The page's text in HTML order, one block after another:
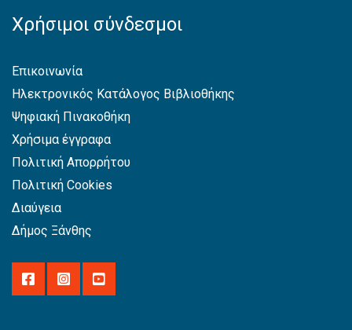
Χρήσιμοι σύνδεσμοι
Επικοινωνία
Ηλεκτρονικός Κατάλογος Βιβλιοθήκης
Ψηφιακή Πινακοθήκη
Χρήσιμα έγγραφα
Πολιτική Απορρήτου
Πολιτική Cookies
Διαύγεια
Δήμος Ξάνθης